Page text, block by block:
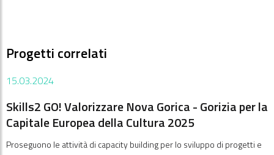
Progetti correlati
15.03.2024
Skills2 GO! Valorizzare Nova Gorica - Gorizia per la
Capitale Europea della Cultura 2025
Proseguono le attività di capacity building per lo sviluppo di progetti e